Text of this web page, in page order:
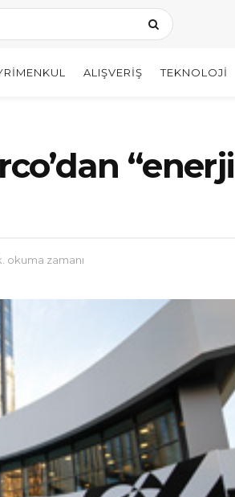
ALIŞVERIŞ TEKNOLOJI
okuma zamanı